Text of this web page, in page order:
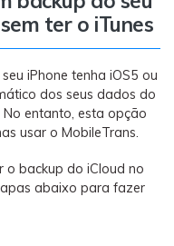
ter o iTunes
iPhone tenha iOS5 ou
dos seus dados do
entanto, esta opção
usar o MobileTrans.
o backup do iCloud no
abaixo para fazer